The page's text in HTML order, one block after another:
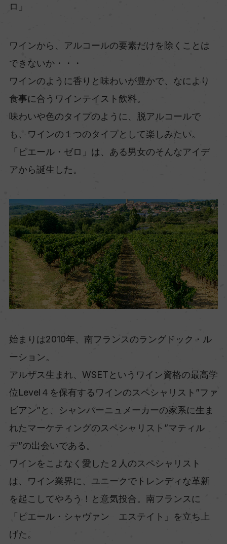
ロ」
ワインから、アルコールの要素だけを除くことは
できないか・・・
ワインのように香りと味わいが豊かで、なにより
食事に合うワインテイスト飲料。
味わいや色のタイプのように、脱アルコールで
も、ワインの１つのタイプとして楽しみたい。
「ピエール・ゼロ」は、ある男女のそんなアイデ
アから誕生した。
始まりは2010年、南フランスのラングドック・ル
ーション。
アルザス生まれ、WSETというワイン資格の最高学
位Level４を保有するワインのスペシャリスト”ファ
ビアン”と、シャンパーニュメーカーの家系に生ま
れたマーケティングのスペシャリスト”マティル
デ”の出会いである。
ワインをこよなく愛した２人のスペシャリスト
は、ワイン業界に、ユニークでトレンディな革新
を起こしてやろう！と意気投合。南フランスに
「ピエール・シャヴァン エステイト」を立ち上
げた。